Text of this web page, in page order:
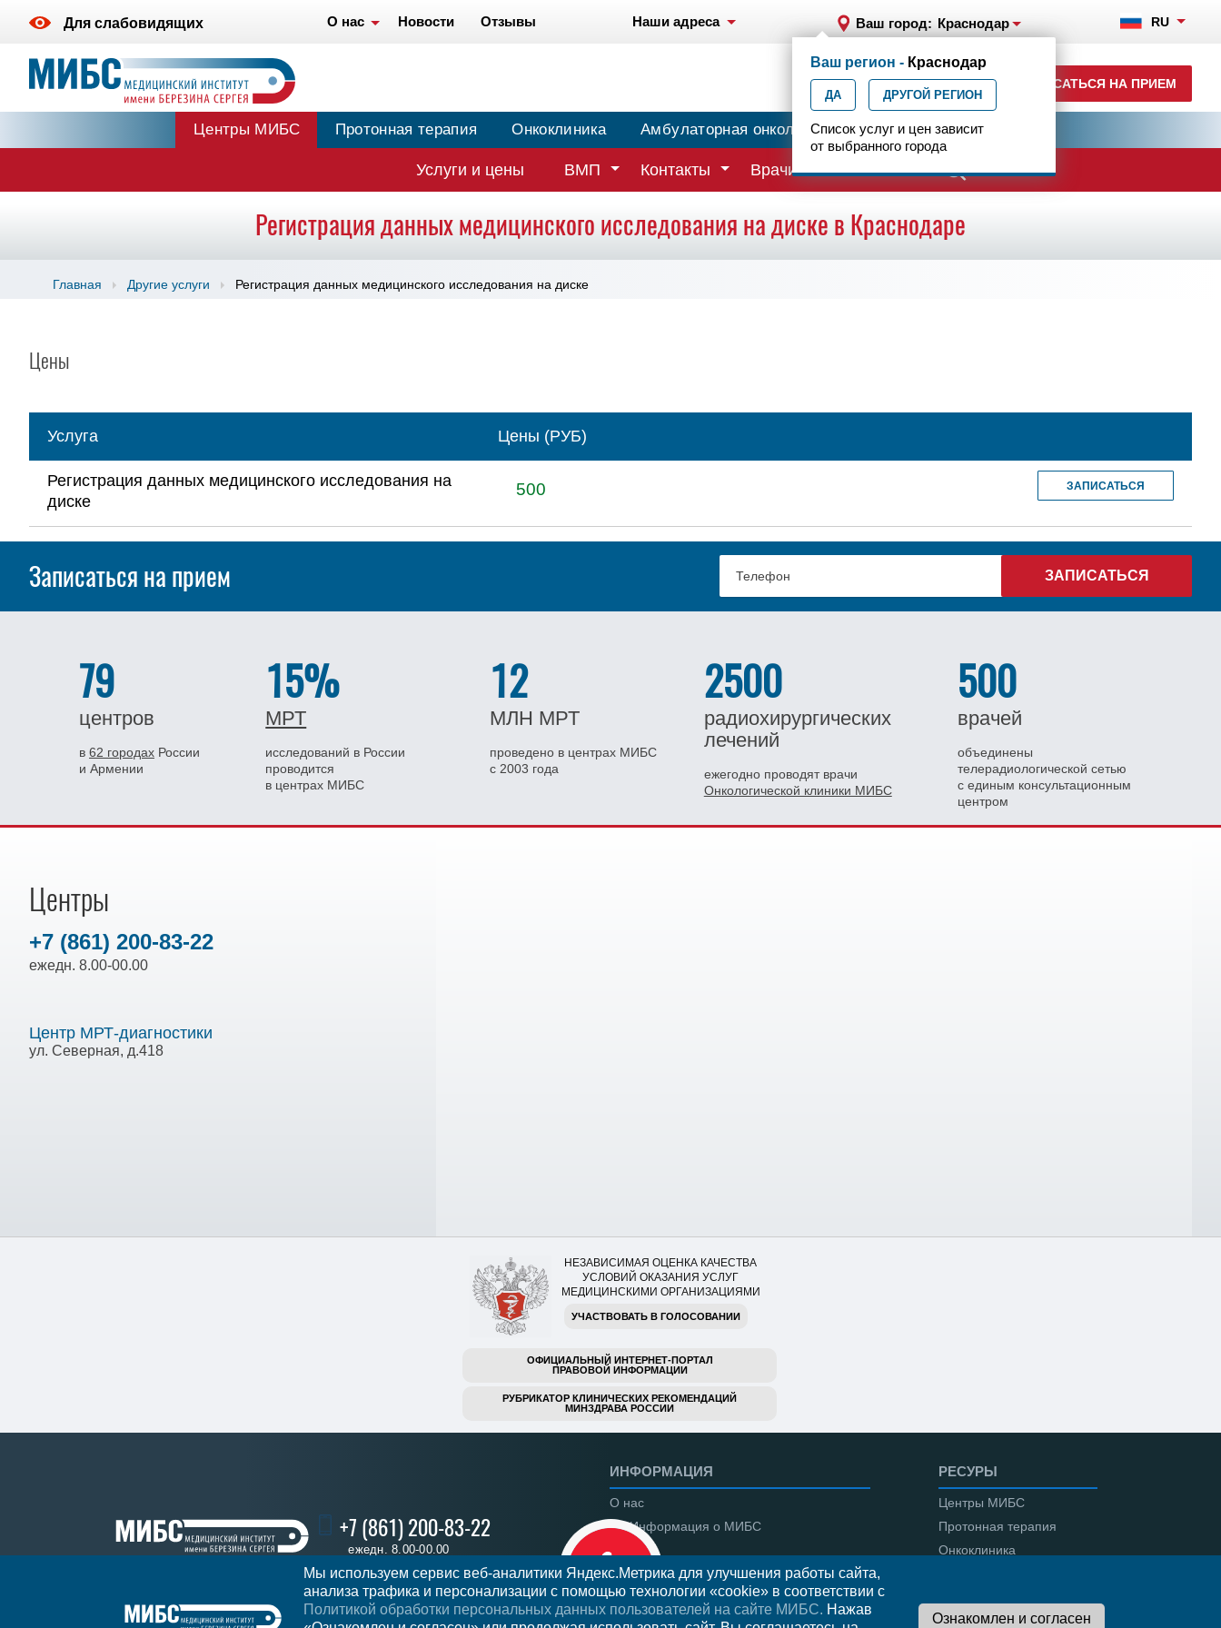
Для слабовидящих О нас Новости Отзывы Наши адреса Ваш город: Краснодар RU
+7 (861) 200-83-22
ежедн. 8.00-00.00
ЗАПИСАТЬСЯ НА ПРИЕМ
Ваш регион - Краснодар
ДА ДРУГОЙ РЕГИОН
Список услуг и цен зависит
от выбранного города
Центры МИБС Протонная терапия Онкоклиника Амбулаторная онкология Центр эпилептологии
Услуги и цены ВМП Контакты Врачи
Регистрация данных медицинского исследования на диске в Краснодаре
Главная Другие услуги Регистрация данных медицинского исследования на диске
Цены
Услуга Цены (РУБ)
Регистрация данных медицинского исследования на
диске
500 ЗАПИСАТЬСЯ
Записаться на прием
79
центров
в 62 городах России
и Армении
15%
МРТ
исследований в России
проводится
в центрах МИБС
12
МЛН МРТ
проведено в центрах МИБС
с 2003 года
2500
радиохирургических
лечений
ежегодно проводят врачи
Онкологической клиники МИБС
500
врачей
объединены
телерадиологической сетью
с единым консультационным
центром
Центры
+7 (861) 200-83-22
ежедн. 8.00-00.00
Центр МРТ-диагностики
ул. Северная, д.418
НЕЗАВИСИМАЯ ОЦЕНКА КАЧЕСТВА
УСЛОВИЙ ОКАЗАНИЯ УСЛУГ
МЕДИЦИНСКИМИ ОРГАНИЗАЦИЯМИ
УЧАСТВОВАТЬ В ГОЛОСОВАНИИ
ОФИЦИАЛЬНЫЙ ИНТЕРНЕТ-ПОРТАЛ
ПРАВОВОЙ ИНФОРМАЦИИ
РУБРИКАТОР КЛИНИЧЕСКИХ РЕКОМЕНДАЦИЙ
МИНЗДРАВА РОССИИ
+7 (861) 200-83-22
ежедн. 8.00-00.00
ИНФОРМАЦИЯ
О нас
Информация о МИБС
Региональные центры
Вакансии
Документы
РЕСУРЫ
Центры МИБС
Протонная терапия
Онкоклиника
Мы используем сервис веб-аналитики Яндекс.Метрика для улучшения работы сайта,
анализа трафика и персонализации с помощью технологии «cookie» в соответствии с
Политикой обработки персональных данных пользователей на сайте МИБС. Нажав